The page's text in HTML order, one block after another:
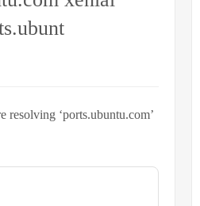
‘ports.ubuntu.com’